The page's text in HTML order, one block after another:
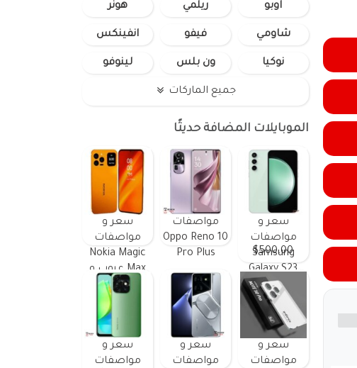
اوبو ريلمي هونر
شاومي فيفو انفينكس
نوكيا ون بلس لينوفو
جميع الماركات
الموبايلات المضافة حديثًا
سعر و
مواصفات
Samsung
Galaxy S23
FE ومميزات
وعيوب
$500.00
مواصفات
Oppo Reno 10
Pro Plus
سعر و
مواصفات
Nokia Magic
Max عيوب و
مميزات
سعر و
مواصفات
سعر و
مواصفات
سعر و
مواصفات